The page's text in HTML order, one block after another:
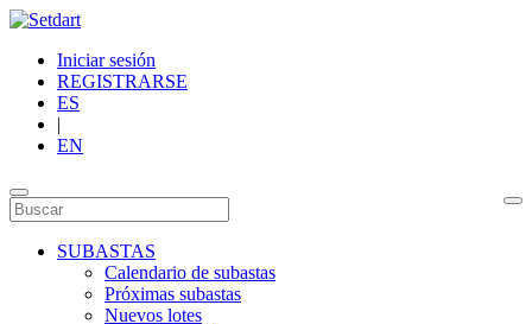
Iniciar sesión
REGISTRARSE
ES
|
EN
SUBASTAS
Calendario de subastas
Próximas subastas
Nuevos lotes